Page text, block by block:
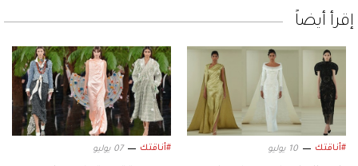
إقرأ أيضاً
#أناقتك 10 يوليو #أناقتك 07 يوليو